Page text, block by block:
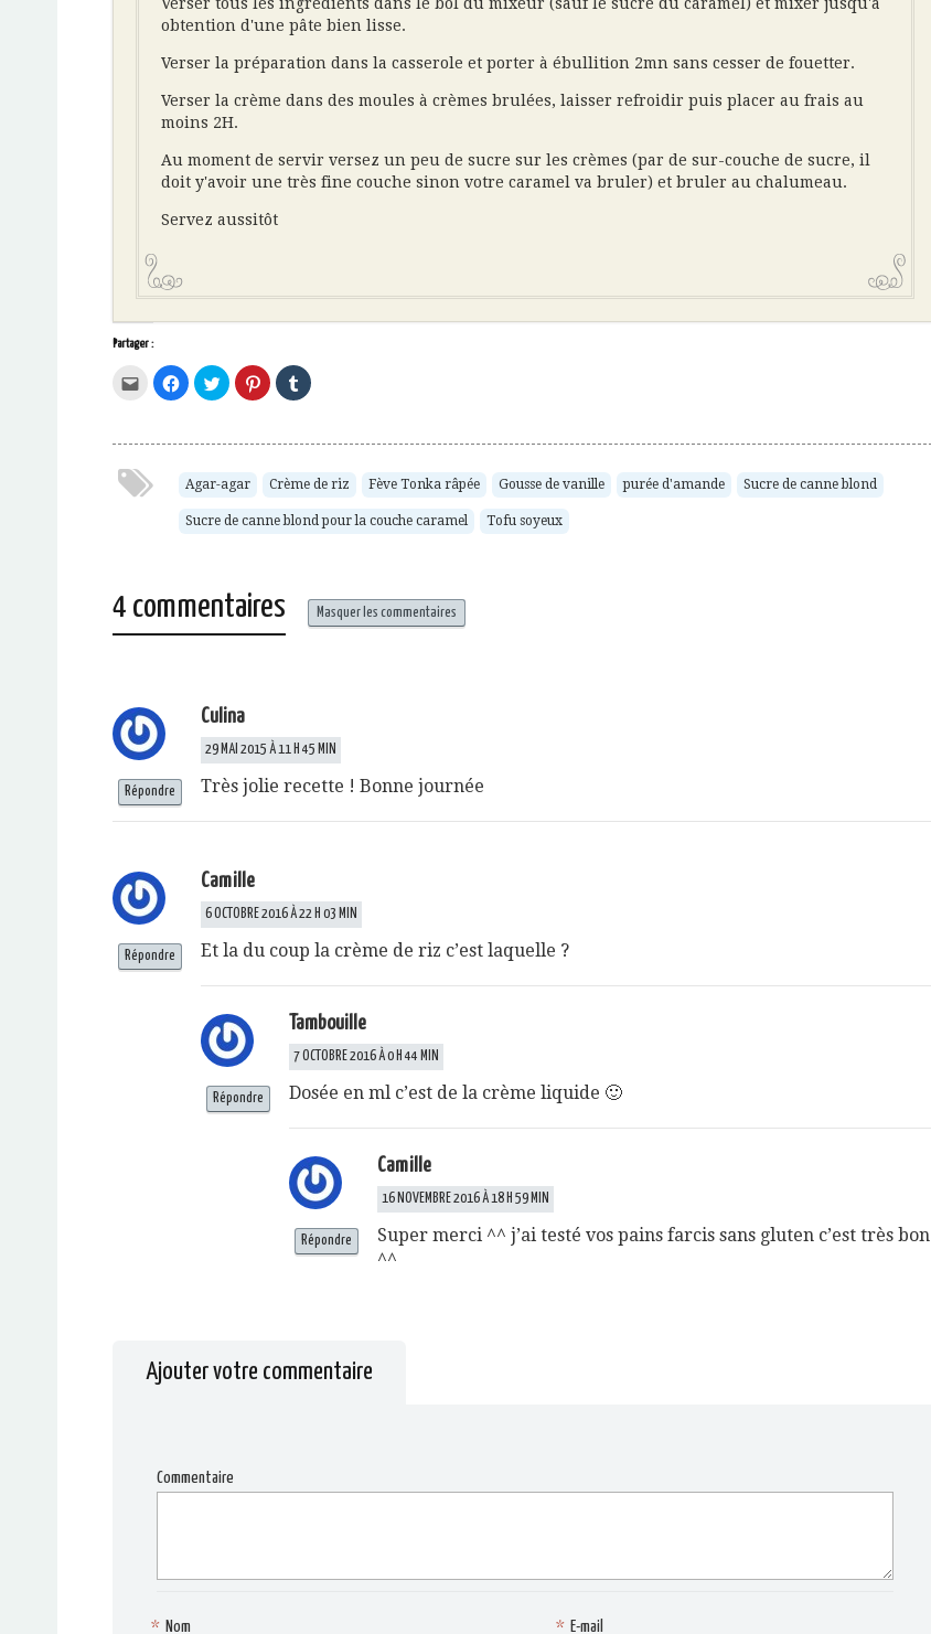
obtention d'une pâte bien lisse.
Verser la préparation dans la casserole et porter à ébullition 2mn sans cesser de fouetter.
Verser la crème dans des moules à crèmes brulées, laisser refroidir puis placer au frais au
moins 2H.
Au moment de servir versez un peu de sucre sur les crèmes (par de sur-couche de sucre, il
doit y'avoir une très fine couche sinon votre caramel va bruler) et bruler au chalumeau.
Servez aussitôt
Partager :
Cliquez
pour
envoyer
mail
un
ami(ouvre
dans
nouvelle
Cliquez
pour
partager
dans
fenêtre)
Cliquez
pour
partager
dans
fenêtre)
Cliquez
pour
partager
dans
fenêtre)
Cliquez
pour
dans
fenêtre)
Agar-agar Crème de riz Fève Tonka râpée Gousse de vanille purée d'amande Sucre de canne blond
Sucre de canne blond pour la couche caramel Tofu soyeux
4 commentaires Masquer les commentaires
Culina
29 MAI 2015 À 11 H 45 MIN
Très jolie recette ! Bonne journée
Répondre
Camille
6 OCTOBRE 2016 À 22 H 03 MIN
Et la du coup la crème de riz c’est laquelle ?
Répondre
Tambouille
7 OCTOBRE 2016 À 0 H 44 MIN
Dosée en ml c’est de la crème liquide 🙂
Répondre
Camille
16 NOVEMBRE 2016 À 18 H 59 MIN
Super merci ^^ j’ai testé vos pains farcis sans gluten c’est très bon
^^
Répondre
Ajouter votre commentaire
Commentaire
Nom
* E-mail
*